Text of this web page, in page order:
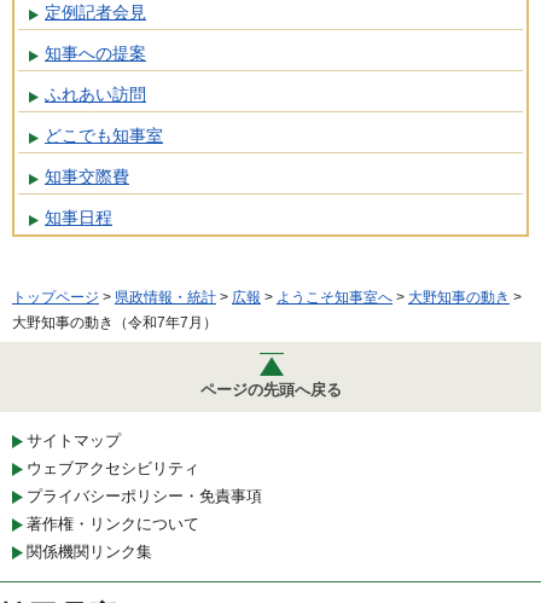
定例記者会見
知事への提案
ふれあい訪問
どこでも知事室
知事交際費
知事日程
トップページ > 県政情報・統計 > 広報 > ようこそ知事室へ > 大野知事の動き >
大野知事の動き（令和7年7月）
ページの先頭へ戻る
サイトマップ
ウェブアクセシビリティ
プライバシーポリシー・免責事項
著作権・リンクについて
関係機関リンク集